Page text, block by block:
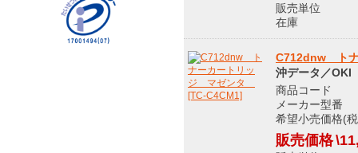
販売単
在庫 メ
C712dnw ト
沖データ／OKI
商品コー
メーカー型
希望小売価格(
販売価格